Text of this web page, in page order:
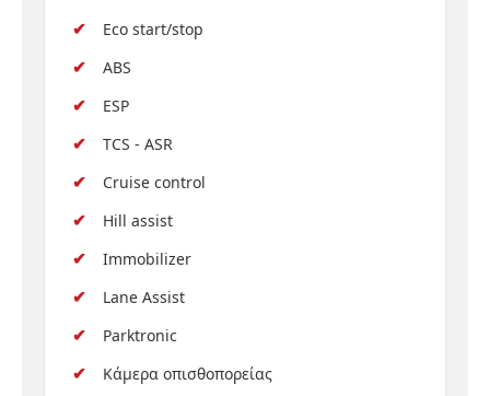
Eco start/stop
ABS
ESP
TCS - ASR
Cruise control
Hill assist
Immobilizer
Lane Assist
Parktronic
Κάμερα οπισθοπορείας